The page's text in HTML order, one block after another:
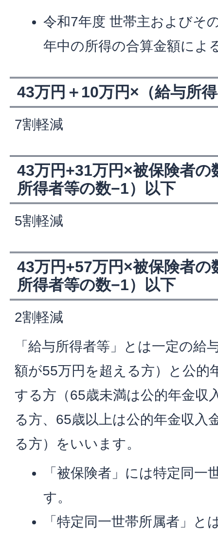
令和7年度 世帯主およびそ
年中の所得の合算金額によ
43万円＋10万円×（給与所
7割軽減
43万円+31万円×被保険者の
所得者等の数−1）以下
5割軽減
43万円+57万円×被保険者の
所得者等の数−1）以下
2割軽減
「給与所得者等」とは一定の給
額が55万円を超える方）と公的
する方（65歳未満は公的年金収
る方、65歳以上は公的年金収入
る方）をいいます。
「被保険者」には特定同一
す。
「特定同一世帯所属者」と